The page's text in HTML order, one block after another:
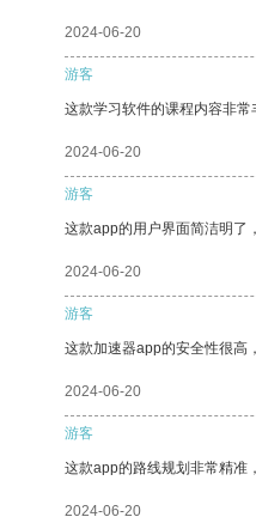
2024-06-20
游客
这款学习软件的课程内容非
2024-06-20
游客
这款app的用户界面简洁明了
2024-06-20
游客
这款加速器app的安全性很高
2024-06-20
游客
这款app的路线规划非常精准
2024-06-20